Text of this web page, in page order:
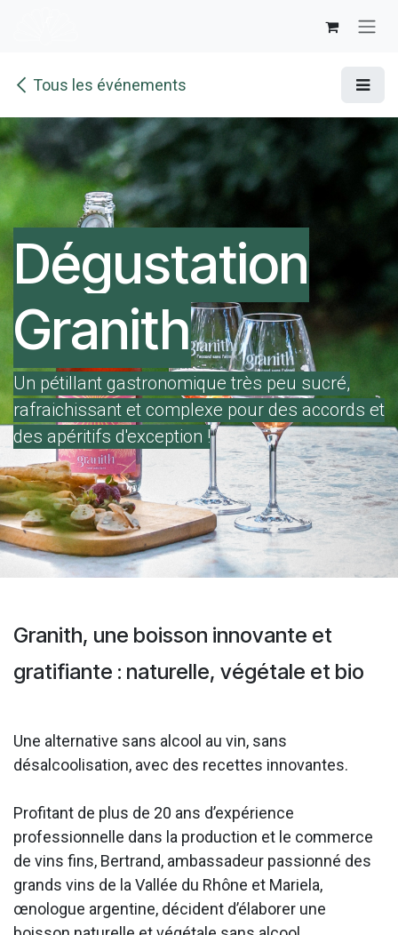
Tous les événements
Dégustation
Granith
Un pétillant gastronomique très peu sucré,
rafraichissant et complexe pour des accords et
des apéritifs d'exception !
Granith, une boisson innovante et
gratifiante : naturelle, végétale et bio
Une alternative sans alcool au vin, sans
désalcoolisation, avec des recettes innovantes.
Profitant de plus de 20 ans d’expérience
professionnelle dans la production et le commerce
de vins fins, Bertrand, ambassadeur passionné des
grands vins de la Vallée du Rhône et Mariela,
œnologue argentine, décident d’élaborer une